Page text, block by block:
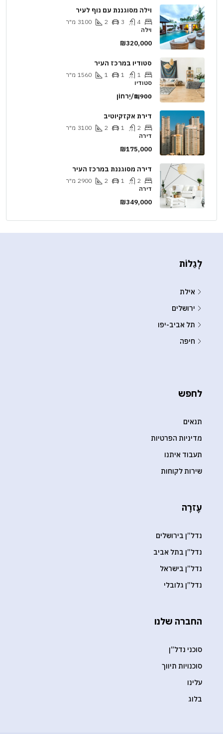
וילה מסוגננת עם נוף לעיר
4
3
2
3100 מ"ר
וילה
₪320,000
סטודיו במרכז העיר
1
1
1
1560 מ"ר
סטודיו
₪1,900/יַרחוֹן
דירת אקזקיוטיב
2
1
2
3100 מ"ר
דירה
₪175,000
דירה מסוגננת במרכז העיר
2
1
2
2900 מ"ר
דירה
₪349,000
לְגַלוֹת
אילת
ירושלים
תל אביב-יפו
חיפה
לחפש
תנאים
מדיניות הפרטיות
תעבוד איתנו
שירות לקוחות
עֶזרָה
נדל”ן בירושלים
נדל”ן בתל אביב
נדל”ן בישראל
נדל”ן גלובלי
החברה שלנו
סוכני נדל”ן
סוכנויות תיווך
עלינו
בלוג